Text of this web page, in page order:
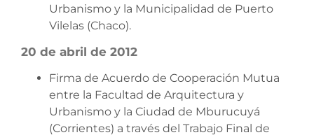
Urbanismo y la Municipalidad de Puerto
Vilelas (Chaco).
20 de abril de 2012
Firma de Acuerdo de Cooperación Mutua
entre la Facultad de Arquitectura y
Urbanismo y la Ciudad de Mburucuyá
(Corrientes) a través del Trabajo Final de